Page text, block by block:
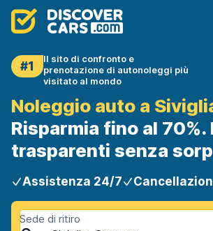
#1
Il sito di confronto e
prenotazione di autonoleggi più
visitato al mondo
Noleggio auto a
Risparmia fino al 70%.
trasparenti senza
Assistenza 24/7
Sede di ritiro